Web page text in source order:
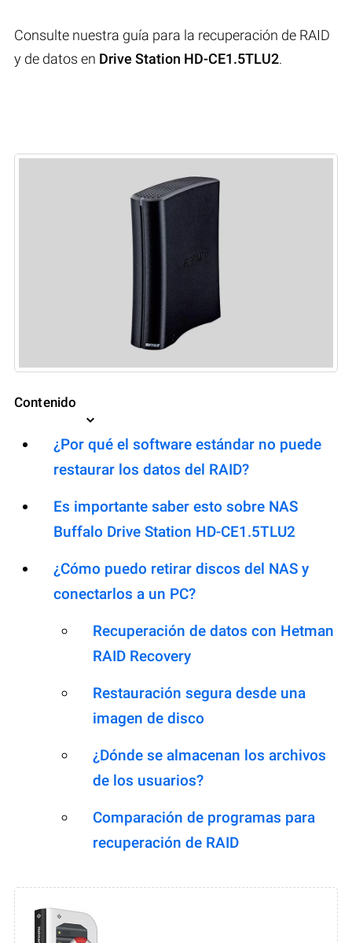
Consulte nuestra guía para la recuperación de RAID
y de datos en Drive Station HD-CE1.5TLU2.
Contenido
¿Por qué el software estándar no puede
restaurar los datos del RAID?
Es importante saber esto sobre NAS
Buffalo Drive Station HD-CE1.5TLU2
¿Cómo puedo retirar discos del NAS y
conectarlos a un PC?
Recuperación de datos con Hetman
RAID Recovery
Restauración segura desde una
imagen de disco
¿Dónde se almacenan los archivos
de los usuarios?
Comparación de programas para
recuperación de RAID